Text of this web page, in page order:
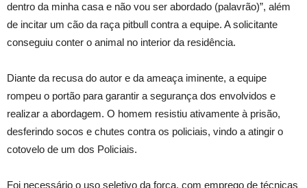
dentro da minha casa e não vou ser abordado (palavrão)”, além
de incitar um cão da raça pitbull contra a equipe. A solicitante
conseguiu conter o animal no interior da residência.
Diante da recusa do autor e da ameaça iminente, a equipe
rompeu o portão para garantir a segurança dos envolvidos e
realizar a abordagem. O homem resistiu ativamente à prisão,
desferindo socos e chutes contra os policiais, vindo a atingir o
cotovelo de um dos Policiais.
Foi necessário o uso seletivo da força, com emprego de técnicas